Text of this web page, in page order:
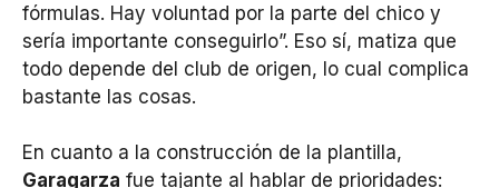
fórmulas. Hay voluntad por la parte del chico y
sería importante conseguirlo”. Eso sí, matiza que
todo depende del club de origen, lo cual complica
bastante las cosas.
En cuanto a la construcción de la plantilla,
Garagarza fue tajante al hablar de prioridades: